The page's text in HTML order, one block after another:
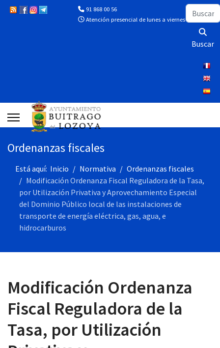
91 868 00 56
Atención presencial de lunes a viernes de 10:00 a
Buscar
Buscar
Ordenanzas fiscales
Está aquí: Inicio Normativa
Ordenanzas fiscales
Modificación Ordenanza Fiscal Reguladora de la Tasa,
por Utilización Privativa y Aprovechamiento Especial
del Dominio Público local de las instalaciones de
transporte de energía eléctrica, gas, agua, e
hidrocarburos
Modificación Ordenanza
Fiscal Reguladora de la
Tasa, por Utilización